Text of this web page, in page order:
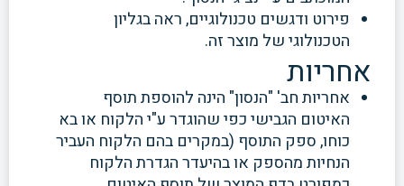
פירוט ודגשים טכנולוגיים, ראה בגליון
הטכנולוגי של מוצר זה.
אחריות
אחריות חב' "הנסון" הינה להוספת תוסף
האיטום הגבישי כפי שהוגדר ע"י הלקוח או בא
כוחו, ספק התוסף (במקרים בהם הלקוח העביר
הנחיות מהספק או בהיעדר הגדרת הלקוח